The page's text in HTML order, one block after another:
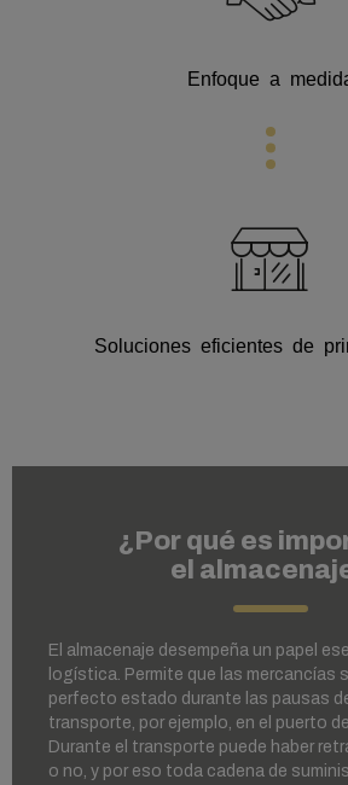
Enfoque a
Soluciones eficientes de
¿Por qué es
el
El almacenaje desempeña un papel
logística. Permite que las mercancías
perfecto estado durante las pausas
transporte, por ejemplo, en el puerto
Durante el transporte puede haber
o no, y por eso toda cadena de suministro flexible debe